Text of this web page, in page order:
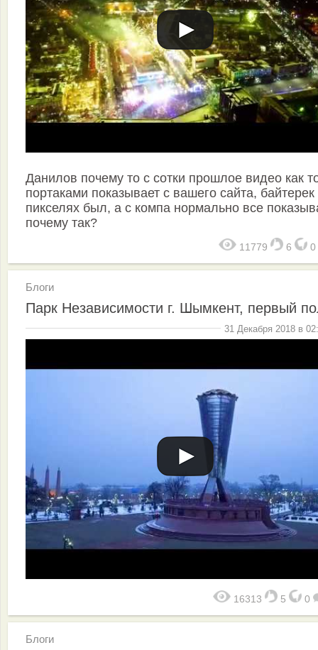
Данилов почему то с сотки прошлое видео как
портаками показывает с вашего сайта, байтерек
пикселях был, а с компа нормально все
почему так?
11779 6 0
Блоги
Парк Независимости г. Шымкент, первый
31 Декабря 2018 в
16313 5 0
Блоги